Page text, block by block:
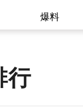
爆料
行